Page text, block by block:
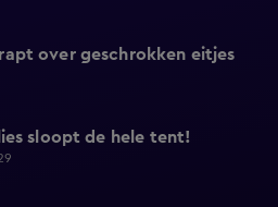
over geschrokken eitjes
sloopt de hele tent!